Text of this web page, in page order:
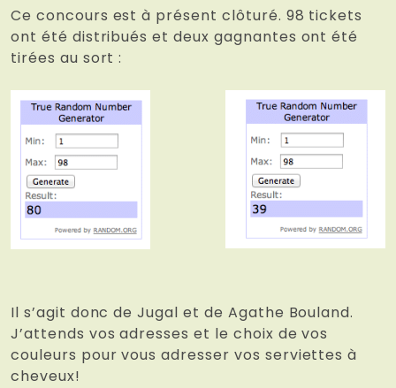
Ce concours est à présent clôturé. 98 tickets
ont été distribués et deux gagnantes ont été
tirées au sort :
Il s’agit donc de Jugal et de Agathe Bouland.
J’attends vos adresses et le choix de vos
couleurs pour vous adresser vos serviettes à
cheveux!